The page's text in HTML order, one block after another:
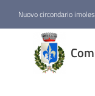
Nuovo circondario
Comune
di
Castel